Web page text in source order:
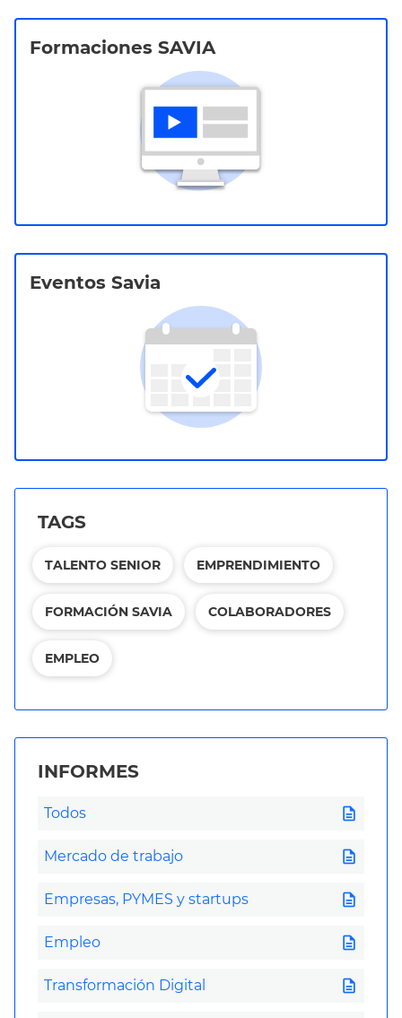
Formaciones SAVIA
Eventos Savia
TAGS
TALENTO SENIOR EMPRENDIMIENTO
FORMACIÓN SAVIA COLABORADORES
EMPLEO
INFORMES
Todos description
Mercado de trabajo description
Empresas, PYMES y startups description
Empleo description
Transformación Digital description